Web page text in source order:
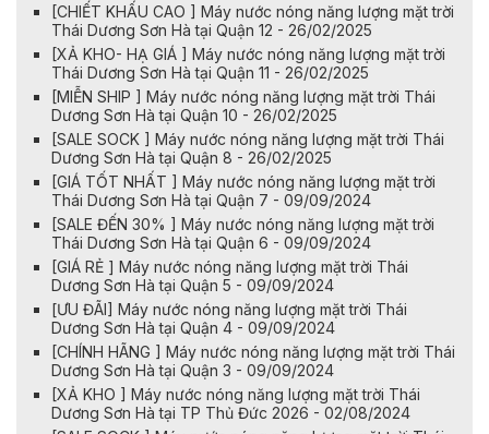
[CHIẾT KHẤU CAO ] Máy nước nóng năng lượng mặt trời
Thái Dương Sơn Hà tại Quận 12 - 26/02/2025
[XẢ KHO- HẠ GIÁ ] Máy nước nóng năng lượng mặt trời
Thái Dương Sơn Hà tại Quận 11 - 26/02/2025
[MIỄN SHIP ] Máy nước nóng năng lượng mặt trời Thái
Dương Sơn Hà tại Quận 10 - 26/02/2025
[SALE SOCK ] Máy nước nóng năng lượng mặt trời Thái
Dương Sơn Hà tại Quận 8 - 26/02/2025
[GIÁ TỐT NHẤT ] Máy nước nóng năng lượng mặt trời
Thái Dương Sơn Hà tại Quận 7 - 09/09/2024
[SALE ĐẾN 30% ] Máy nước nóng năng lượng mặt trời
Thái Dương Sơn Hà tại Quận 6 - 09/09/2024
[GIÁ RẺ ] Máy nước nóng năng lượng mặt trời Thái
Dương Sơn Hà tại Quận 5 - 09/09/2024
[ƯU ĐÃI] Máy nước nóng năng lượng mặt trời Thái
Dương Sơn Hà tại Quận 4 - 09/09/2024
[CHÍNH HÃNG ] Máy nước nóng năng lượng mặt trời Thái
Dương Sơn Hà tại Quận 3 - 09/09/2024
[XẢ KHO ] Máy nước nóng năng lượng mặt trời Thái
Dương Sơn Hà tại TP Thủ Đức 2026 - 02/08/2024